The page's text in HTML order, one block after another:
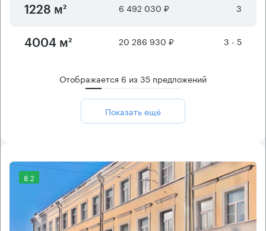
1228 м² 6 492 030 ₽ 3
4004 м² 20 286 930 ₽ 3 - 5
Отображается 6 из35 предложений
Показать ещё
8.2